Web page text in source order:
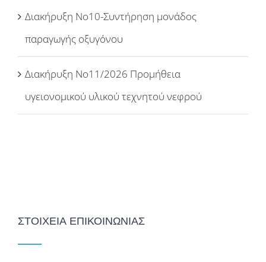
Διακήρυξη Νο10-Συντήρηση μονάδος
παραγωγής οξυγόνου
Διακήρυξη Νο11/2026 Προμήθεια
υγειονομικού υλικού τεχνητού νεφρού
ΣΤΟΙΧΕΙΑ ΕΠΙΚΟΙΝΩΝΙΑΣ